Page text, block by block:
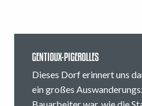
GENTIOUX-PIGEROLLES
Dieses Dorf erinnert uns
ein großes